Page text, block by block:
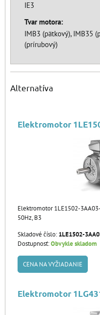
IE3
Tvar motora:
IMB3 (pätkový), IMB35
(prírubový)
Alternatíva
Elektromotor
Elektromotor 1LE1502-
50Hz, B3
Skladové číslo: 1LE1502-
Dostupnosť:Obvykle skladom
CENA NA VYŽIADANIE
Elektromotor